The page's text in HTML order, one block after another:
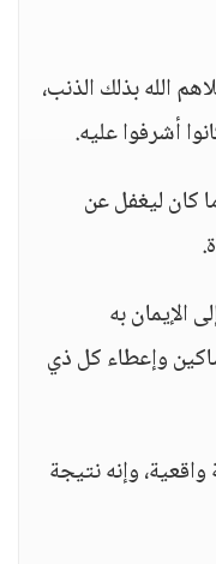
الله بذلك الذنب،
أشرفوا عليه.
كان ليغفل عن
الإيمان به
وإعطاء كل ذي
وإنه نتيجة